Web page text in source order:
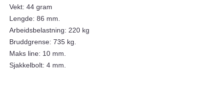
Vekt: 44 gram
Lengde: 86 mm.
Arbeidsbelastning: 220 kg
Bruddgrense: 735 kg.
Maks line: 10 mm.
Sjakkelbolt: 4 mm.